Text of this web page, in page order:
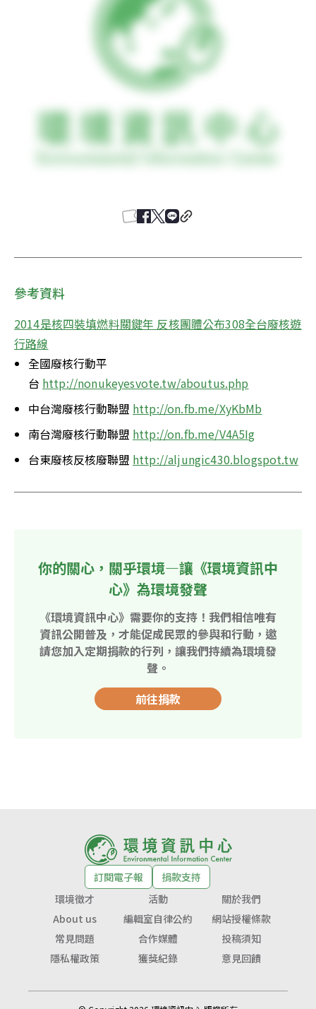
參考資料
2014是核四裝填燃料關鍵年 反核團體公布308全台廢核遊
行路線
全國廢核行動平
台 http://nonukeyesvote.tw/aboutus.php
中台灣廢核行動聯盟 http://on.fb.me/XyKbMb
南台灣廢核行動聯盟 http://on.fb.me/V4A5Ig
台東廢核反核廢聯盟 http://aljungic430.blogspot.tw
你的關心，關乎環境—讓《環境資訊中
心》為環境發聲
《環境資訊中心》需要你的支持！我們相信唯有
資訊公開普及，才能促成民眾的參與和行動，邀
請您加入定期捐款的行列，讓我們持續為環境發
聲。
前往捐款
訂閱電子報
捐款支持
環境徵才
活動
關於我們
About us
編輯室自律公約
網站授權條款
常見問題
合作媒體
投稿須知
隱私權政策
獲獎紀錄 意見回饋